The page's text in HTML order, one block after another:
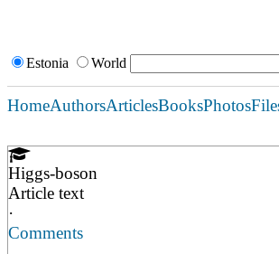
Estonia World
HomeAuthorsArticlesBooksPhotos
Higgs-boson
Article text
·
Comments